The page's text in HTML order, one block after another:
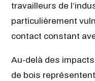
travailleurs de
particulièrement
contact constant
Au-delà des
de bois